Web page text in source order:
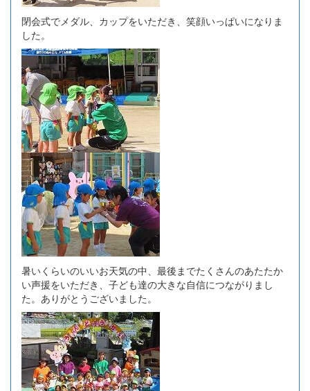
閉会式でメダル、カップをいただき、笑顔いっぱいになりま
した。
暑いくらいのいいお天気の中、最後までたくさんのあたたか
い声援をいただき、子ども達の大きな自信につながりまし
た。ありがとうございました。